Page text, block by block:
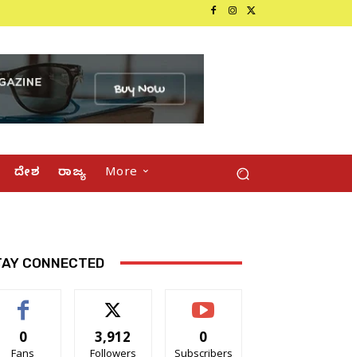
ದೇಶ ರಾಜ್ಯ More
CONNECTED
0
Fans
3,912
Followers
0
Subscribers